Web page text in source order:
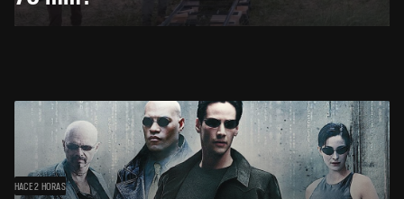
HACE 2 HORAS